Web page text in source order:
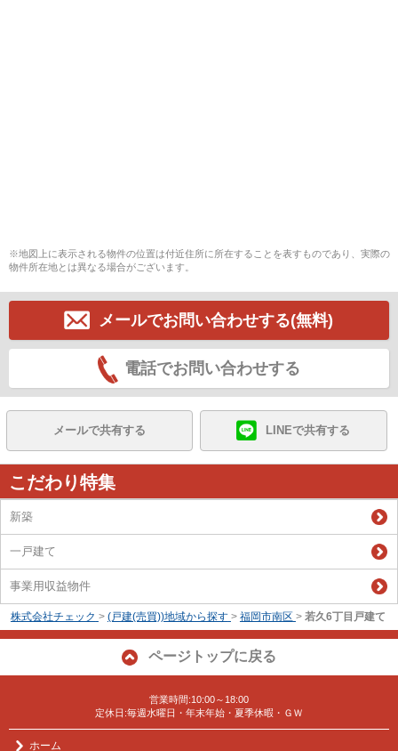
※地図上に表示される物件の位置は付近住所に所在することを表すものであり、実際の
物件所在地とは異なる場合がございます。
メールでお問い合わせする(無料)
電話でお問い合わせする
メールで共有する LINEで共有する
こだわり特集
新築
一戸建て
事業用収益物件
株式会社チェック > (戸建(売買))地域から探す > 福岡市南区 > 若久6丁目戸建て
ページトップに戻る
営業時間:10:00～18:00
定休日:毎週水曜日・年末年始・夏季休暇・ＧＷ
ホーム